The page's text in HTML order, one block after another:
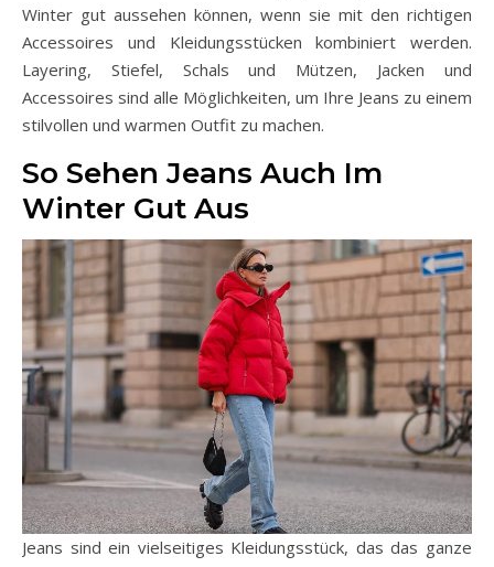
Winter gut aussehen können, wenn sie mit den richtigen
Accessoires und Kleidungsstücken kombiniert werden.
Layering, Stiefel, Schals und Mützen, Jacken und
Accessoires sind alle Möglichkeiten, um Ihre Jeans zu einem
stilvollen und warmen Outfit zu machen.
So Sehen Jeans Auch Im
Winter Gut Aus
Jeans sind ein vielseitiges Kleidungsstück, das das ganze